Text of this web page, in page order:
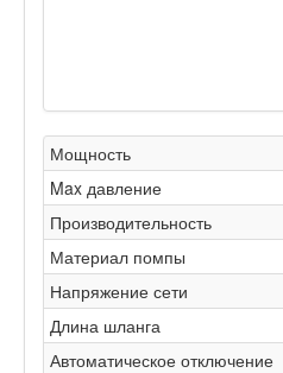
Мощность
Max давление
Производительность
Материал помпы
Напряжение сети
Длина шланга
Автоматическое отключение